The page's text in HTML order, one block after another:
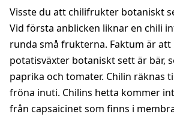
Visste du att chilifrukter botaniskt
Vid första anblicken liknar en chili
runda små frukterna. Faktum är att
potatisväxter botaniskt sett är bär,
paprika och tomater. Chilin räknas
fröna inuti. Chilins hetta kommer
från capsaicinet som finns i